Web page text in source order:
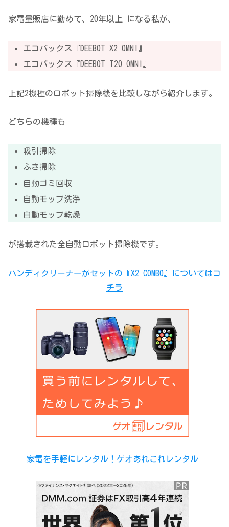
家電量販店に勤めて、20年以上 になる私が、
エコバックス『DEEBOT X2 OMNI』
エコバックス『DEEBOT T20 OMNI』
上記2機種のロボット掃除機を比較しながら紹介します。
どちらの機種も
吸引掃除
ふき掃除
自動ゴミ回収
自動モップ洗浄
自動モップ乾燥
が搭載された全自動ロボット掃除機です。
ハンディクリーナーがセットの『X2 COMBO』についてはコ
チラ
家電を手軽にレンタル！ゲオあれこれレンタル